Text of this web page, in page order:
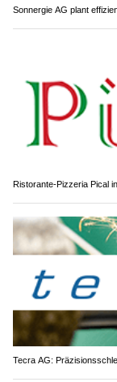
Sonnergie AG plant
Ristorante-Pizzeria Pical
Tecra AG: